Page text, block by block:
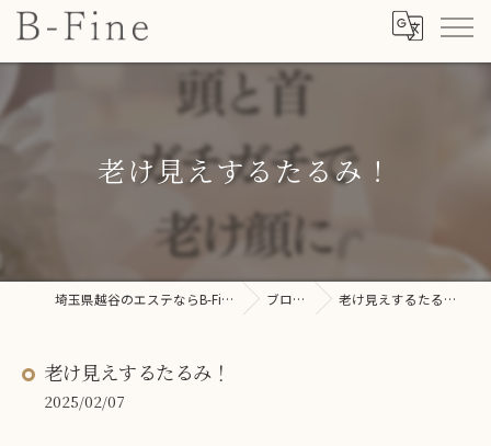
老け見えするたるみ！
埼玉県越谷のエステならB-Fine ブログ 老け見えするたるみ！
老け見えするたるみ！
2025/02/07